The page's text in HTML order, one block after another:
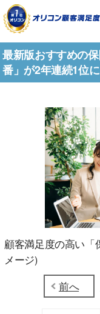
最新版おすすめの
番」が2年連続1位に
顧客満足度の高い「
メージ)
前へ